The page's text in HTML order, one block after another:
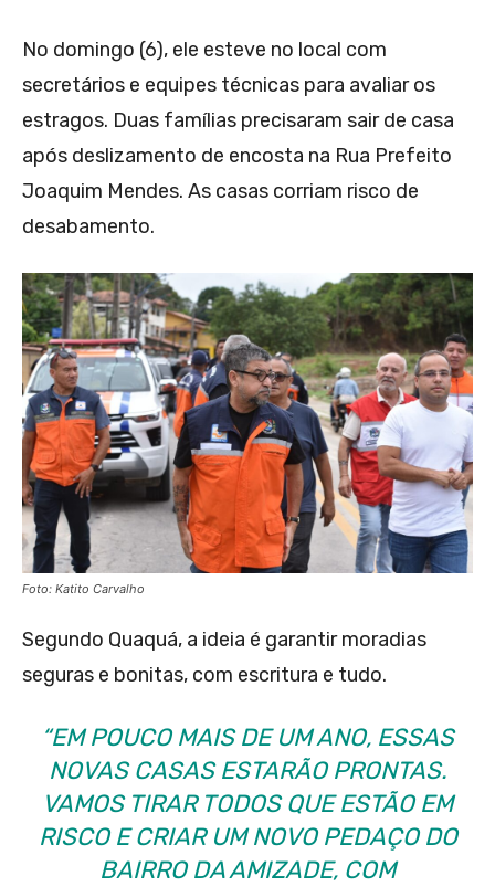
No domingo (6), ele esteve no local com
secretários e equipes técnicas para avaliar os
estragos. Duas famílias precisaram sair de casa
após deslizamento de encosta na Rua Prefeito
Joaquim Mendes. As casas corriam risco de
desabamento.
Foto: Katito Carvalho
Segundo Quaquá, a ideia é garantir moradias
seguras e bonitas, com escritura e tudo.
“EM POUCO MAIS DE UM ANO, ESSAS
NOVAS CASAS ESTARÃO PRONTAS.
VAMOS TIRAR TODOS QUE ESTÃO EM
RISCO E CRIAR UM NOVO PEDAÇO DO
BAIRRO DA AMIZADE, COM